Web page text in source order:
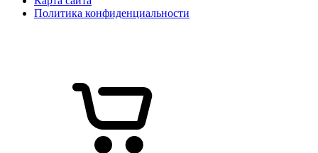
Политика конфиденциальности